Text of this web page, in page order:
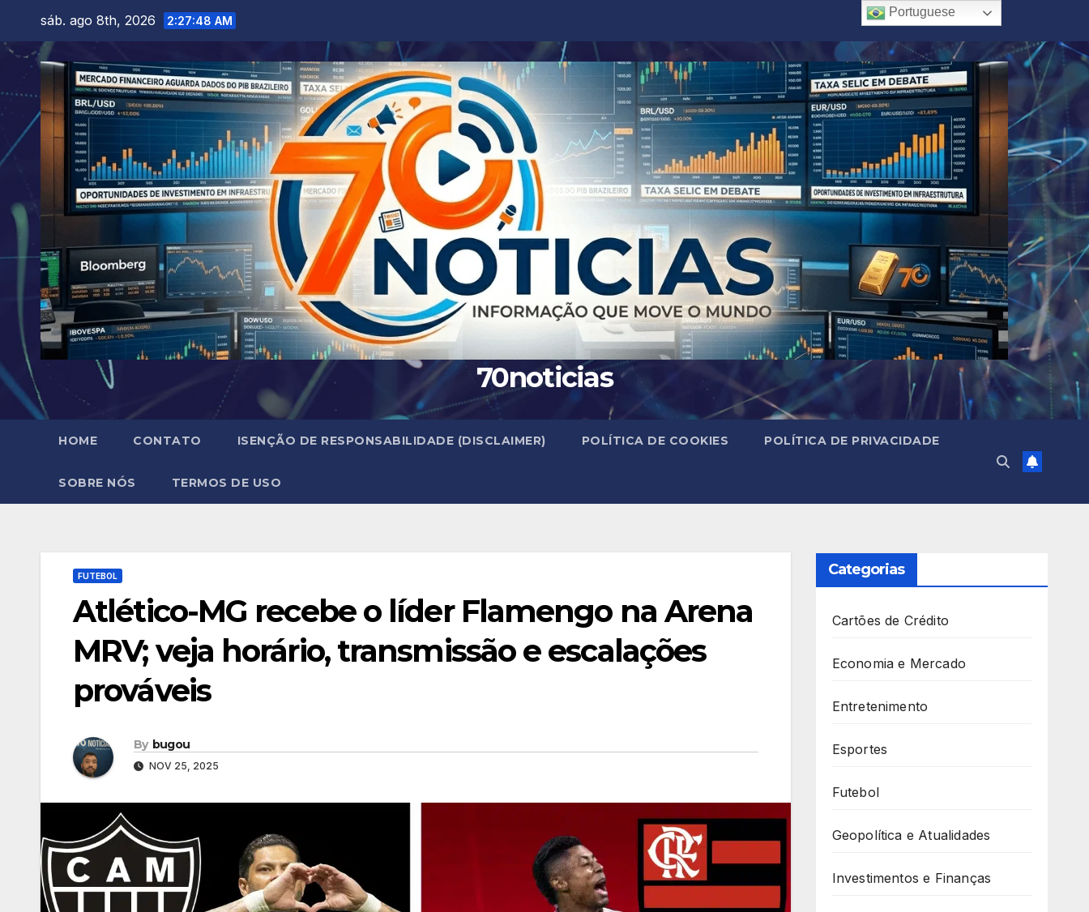
content
sáb. ago 8th, 2026 2:27:50 AM
70noticias
HOME CONTATO ISENÇÃO DE RESPONSABILIDADE (DISCLAIMER) POLÍTICA DE COOKIES POLÍTICA DE PRIVACIDADE
SOBRE NÓS TERMOS DE USO
FUTEBOL
Atlético-MG recebe o líder Flamengo na Arena
MRV; veja horário, transmissão e escalações
prováveis
By bugou
NOV 25, 2025
Categorias
Cartões de Crédito
Economia e Mercado
Entretenimento
Esportes
Futebol
Geopolítica e Atualidades
Investimentos e Finanças
Portuguese